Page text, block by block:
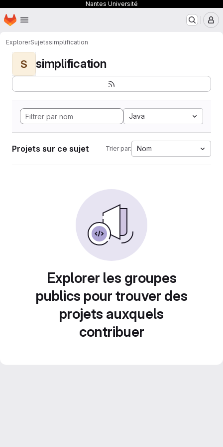
Nantes Université
Passer au contenu principal
Page d'accueil
ExplorerSujetssimplification
S simplification
Java
Projets sur ce sujet Trier par: Nom
Explorer les groupes
publics pour trouver des
projets auxquels
contribuer